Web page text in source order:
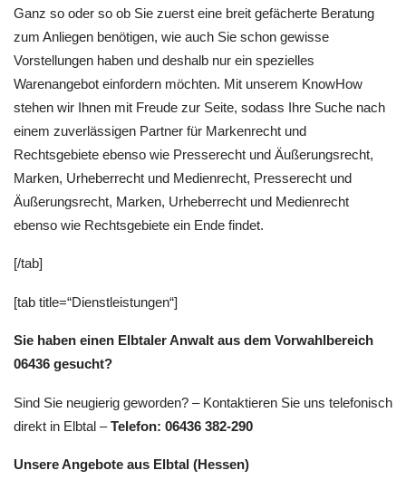
Ganz so oder so ob Sie zuerst eine breit gefächerte Beratung
zum Anliegen benötigen, wie auch Sie schon gewisse
Vorstellungen haben und deshalb nur ein spezielles
Warenangebot einfordern möchten. Mit unserem KnowHow
stehen wir Ihnen mit Freude zur Seite, sodass Ihre Suche nach
einem zuverlässigen Partner für Markenrecht und
Rechtsgebiete ebenso wie Presserecht und Äußerungsrecht,
Marken, Urheberrecht und Medienrecht, Presserecht und
Äußerungsrecht, Marken, Urheberrecht und Medienrecht
ebenso wie Rechtsgebiete ein Ende findet.
[/tab]
[tab title=“Dienstleistungen“]
Sie haben einen Elbtaler Anwalt aus dem Vorwahlbereich
06436 gesucht?
Sind Sie neugierig geworden? – Kontaktieren Sie uns telefonisch
direkt in Elbtal –Telefon: 06436 382-290
Unsere Angebote aus Elbtal (Hessen)